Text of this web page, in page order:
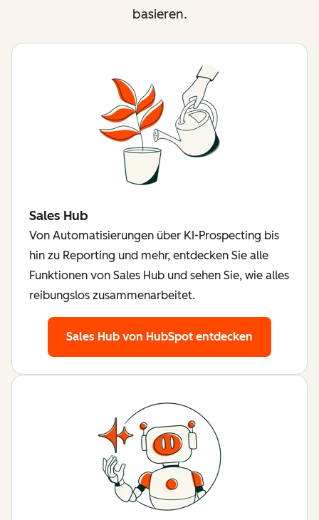
basieren.
Sales Hub
Von Automatisierungen über KI-Prospecting bis
hin zu Reporting und mehr, entdecken Sie alle
Funktionen von Sales Hub und sehen Sie, wie alles
reibungslos zusammenarbeitet.
Sales Hub von HubSpot entdecken